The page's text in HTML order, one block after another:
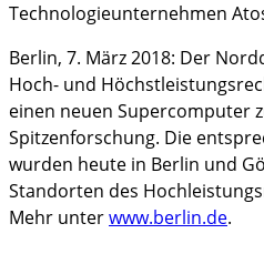
Technologieunternehmen
Berlin, 7. März 2018: Der
Hoch- und
einen neuen Supercomputer
Spitzenforschung. Die
wurden heute in Berlin und
Standorten des
Mehr unterwww.berlin.de.